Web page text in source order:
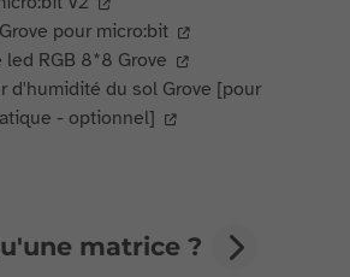
pour micro:bit
led RGB 8*8 Grove
d'humidité du sol Grove [pour
- optionnel]
matrice ?